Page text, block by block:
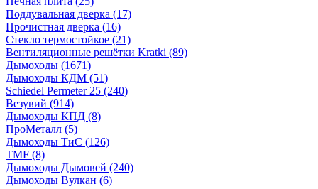
Поддувальная дверка (17)
Прочистная дверка (16)
Стекло термостойкое (21)
Вентиляционные решётки Kratki (89)
Дымоходы (1671)
Дымоходы КДМ (51)
Schiedel Permeter 25 (240)
Везувий (914)
Дымоходы КПД (8)
ПроМеталл (5)
Дымоходы ТиС (126)
TMF (8)
Дымоходы Дымовей (240)
Дымоходы Вулкан (6)